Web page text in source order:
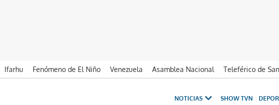
Ifarhu Fenómeno de El Niño Venezuela Asamblea Nacional
Teleférico de
NOTICIAS SHOW TVN